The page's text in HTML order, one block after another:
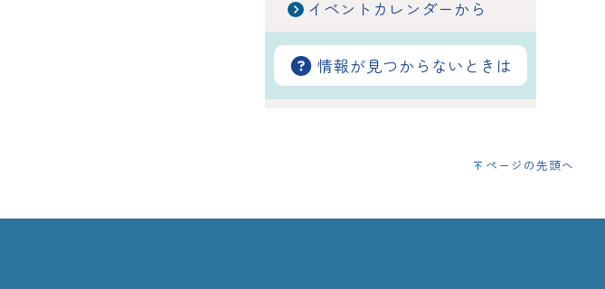
イベントカレンダーから
情報が見つからないときは
ページの先頭へ